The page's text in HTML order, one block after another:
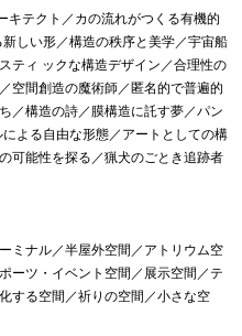
キテクト／カの流れがつくる有機的
しい形／構造の秩序と美学／宇宙船
ティ ックな構造デザイン／合理性の
空間創造の魔術師／匿名的で普遍的
／構造の詩／膜構造に託す夢／パン
よる自由な形態／アートとしての構
可能性を探る／猟犬のごとき追跡者
ミナル／半屋外空間／アトリウム空
ーツ・イベント空間／展示空間／テ
する空間／祈りの空間／小さな空